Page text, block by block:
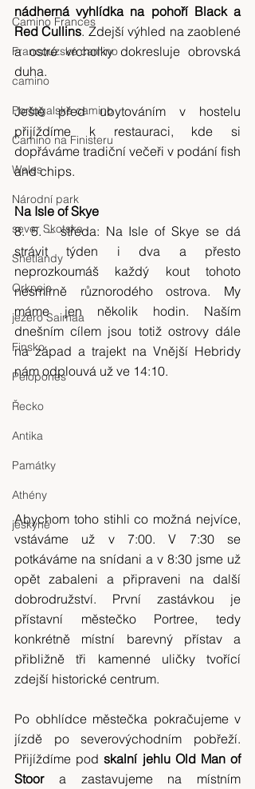
Camino Frances
Francouzské camino
camino
Portugalské camino
Camino na Finisteru
Wales
Národní park
sever Skotska
Shetlandy
Orkneje
jezero Saimaa
Finsko
Pelopones
Řecko
Antika
Památky
Athény
jeskyně
nádherná vyhlídka na pohoří Black a
Red Cullins. Zdejší výhled na zaoblené
a ostré vrcholky dokresluje obrovská
duha.
Ještě před ubytováním v hostelu
přijíždíme k restauraci, kde si
dopřáváme tradiční večeři v podání fish
and chips.
Na Isle of Skye
8. 5. – středa: Na Isle of Skye se dá
strávit týden i dva a přesto
neprozkoumáš každý kout tohoto
nesmírně různorodého ostrova. My
máme jen několik hodin. Naším
dnešním cílem jsou totiž ostrovy dále
na západ a trajekt na Vnější Hebridy
nám odplouvá už ve 14:10.
Abychom toho stihli co možná nejvíce,
vstáváme už v 7:00. V 7:30 se
potkáváme na snídani a v 8:30 jsme už
opět zabaleni a připraveni na další
dobrodružství. První zastávkou je
přístavní městečko Portree, tedy
konkrétně místní barevný přístav a
přibližně tři kamenné uličky tvořící
zdejší historické centrum.
Po obhlídce městečka pokračujeme v
jízdě po severovýchodním pobřeží.
Přijíždíme pod skalní jehlu Old Man of
Stoor a zastavujeme na místním